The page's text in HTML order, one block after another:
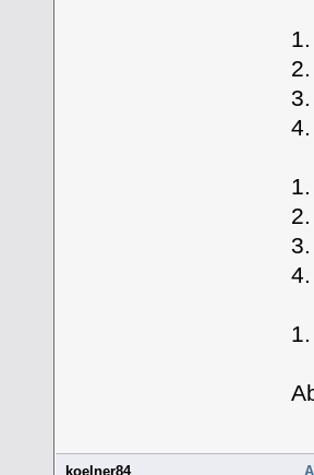
koelner84